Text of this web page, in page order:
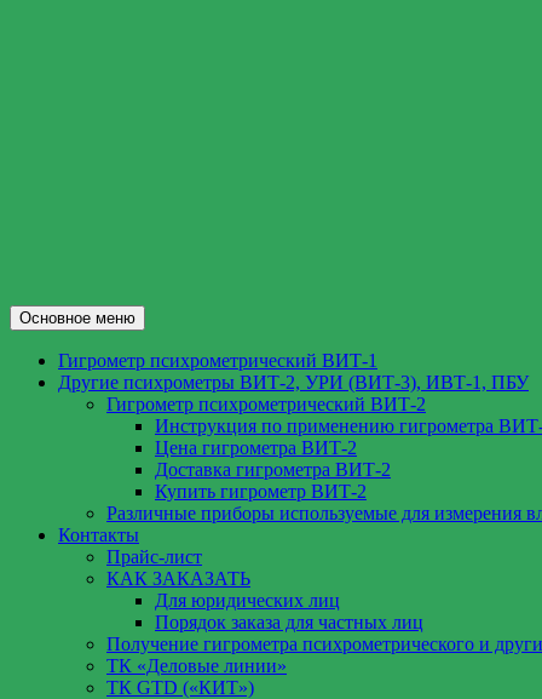
ВИТ-1.РФ
Поиск
Основное меню
Гигрометр психрометрический ВИТ-1
Другие психрометры ВИТ-2, УРИ (ВИТ-3), ИВТ-1, ПБУ
Гигрометр психрометрический ВИТ-2
Инструкция по применению гигрометра
Цена гигрометра ВИТ-2
Доставка гигрометра ВИТ-2
Купить гигрометр ВИТ-2
Различные приборы используемые для измерения
Контакты
Прайс-лист
КАК ЗАКАЗАТЬ
Для юридических лиц
Порядок заказа для частных лиц
Получение гигрометра психрометрического и
ТК «Деловые линии»
ТК GTD («КИТ»)